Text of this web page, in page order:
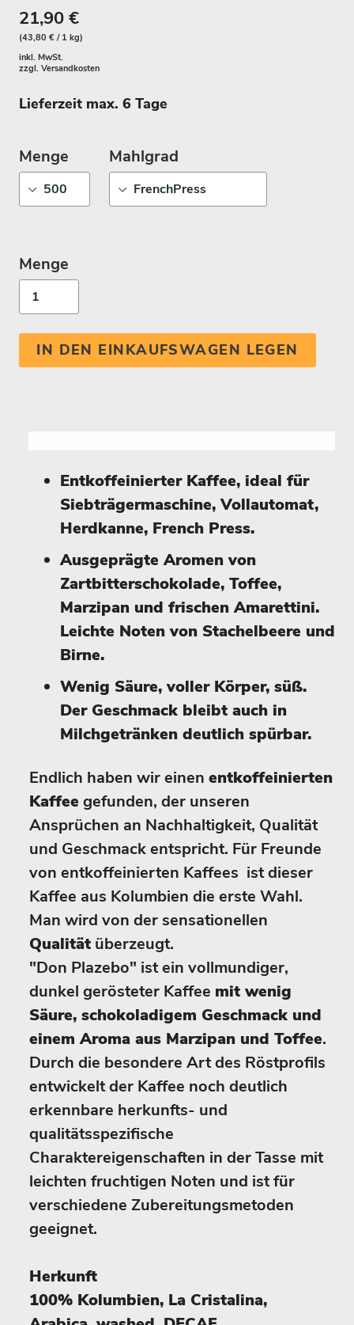
21,90 €
(43,80 € / 1 kg)
inkl. MwSt.
zzgl. Versandkosten
Lieferzeit max. 6 Tage
Menge Mahlgrad
Menge
IN DEN EINKAUFSWAGEN LEGEN
Entkoffeinierter Kaffee, ideal für
Siebträgermaschine, Vollautomat,
Herdkanne, French Press.
Ausgeprägte Aromen von
Zartbitterschokolade, Toffee,
Marzipan und frischen Amarettini.
Leichte Noten von Stachelbeere und
Birne.
Wenig Säure, voller Körper, süß.
Der Geschmack bleibt auch in
Milchgetränken deutlich spürbar.
Endlich haben wir einen entkoffeinierten
Kaffee gefunden, der unseren
Ansprüchen an Nachhaltigkeit, Qualität
und Geschmack entspricht. Für Freunde
von entkoffeinierten Kaffees ist dieser
Kaffee aus Kolumbien die erste Wahl.
Man wird von der sensationellen
Qualität überzeugt.
"Don Plazebo" ist ein vollmundiger,
dunkel gerösteter Kaffee mit wenig
Säure, schokoladigem Geschmack und
einem Aroma aus Marzipan und Toffee.
Durch die besondere Art des Röstprofils
entwickelt der Kaffee noch deutlich
erkennbare herkunfts- und
qualitätsspezifische
Charaktereigenschaften in der Tasse mit
leichten fruchtigen Noten und ist für
verschiedene Zubereitungsmetoden
geeignet.
Herkunft
100% Kolumbien, La Cristalina,